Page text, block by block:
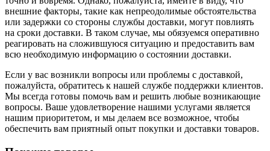
внешние факторы, такие как непреодолимые обстоятельства
или задержки со стороны службы доставки, могут повлиять
на сроки доставки. В таком случае, мы обязуемся оперативно
реагировать на сложившуюся ситуацию и предоставить вам
всю необходимую информацию о состоянии доставки.
Если у вас возникли вопросы или проблемы с доставкой,
пожалуйста, обратитесь к нашей службе поддержки клиентов.
Мы всегда готовы помочь вам и решить любые возникающие
вопросы. Ваше удовлетворение нашими услугами является
нашим приоритетом, и мы делаем все возможное, чтобы
обеспечить вам приятный опыт покупки и доставки товаров.